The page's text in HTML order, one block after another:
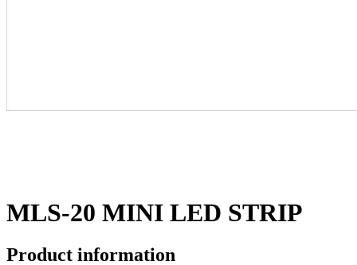
MLS-20 MINI LED STRIP
Product information